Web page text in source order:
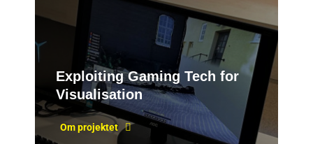
Exploiting Gaming Tech for
Visualisation
Om projektet